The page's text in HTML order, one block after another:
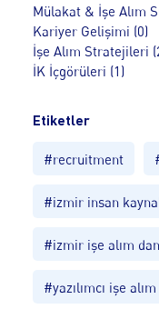
Mülakat & İşe Alım
Kariyer Gelişimi (0)
İşe Alım Stratejileri
İK İçgörüleri (1)
Etiketler
#recruitment
#izmir insan
#izmir işe alım
#yazılımcı işe alım